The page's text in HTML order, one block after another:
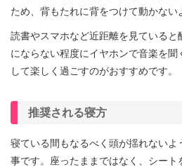
ため、背もたれに背をつけて動かない
読書やスマホなど近距離を見ている
にならない程度にイヤホンで音楽を
して楽しく過ごすのがおすすめです。
推奨される寝方
寝ている間もなるべく頭が揺れない
事です。座ったままではなく、シート